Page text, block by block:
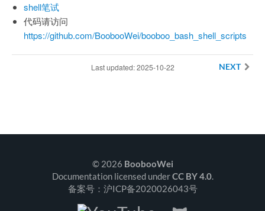
shell笔试
代码请访问
https://github.com/BoobooWei/booboo_bash_shell_scripts
Last updated: 2025-10-22 NEXT
© 2026 BoobooWei
Documentation licensed underCC BY 4.0.
备案号：沪ICP备2020026043号